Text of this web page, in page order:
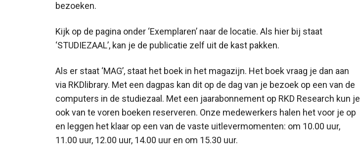
bezoeken.
Kijk op de pagina onder ‘Exemplaren’ naar de locatie. Als hier bij staat
‘STUDIEZAAL’, kan je de publicatie zelf uit de kast pakken.
Als er staat ‘MAG’, staat het boek in het magazijn. Het boek vraag je dan aan
via RKDlibrary. Met een dagpas kan dit op de dag van je bezoek op een van de
computers in de studiezaal. Met een jaarabonnement op RKD Research kun je
ook van te voren boeken reserveren. Onze medewerkers halen het voor je op
en leggen het klaar op een van de vaste uitlevermomenten: om 10.00 uur,
11.00 uur, 12.00 uur, 14.00 uur en om 15.30 uur.